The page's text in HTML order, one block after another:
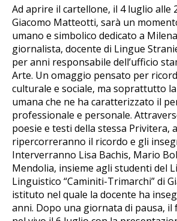
Ad aprire il cartellone, il 4 luglio alle
Giacomo Matteotti, sarà un
umano e simbolico dedicato a
giornalista, docente di Lingue
per anni responsabile dell’ufficio
Arte. Un omaggio pensato per
culturale e sociale, ma soprattutto
umana che ne ha caratterizzato il
professionale e personale.
poesie e testi della stessa Privitera,
ripercorreranno il ricordo e gli
Interverranno Lisa Bachis, Mario
Mendolia, insieme agli studenti del
Linguistico “Caminiti-Trimarchi” di
istituto nel quale la docente ha
anni. Dopo una giornata di pausa, il